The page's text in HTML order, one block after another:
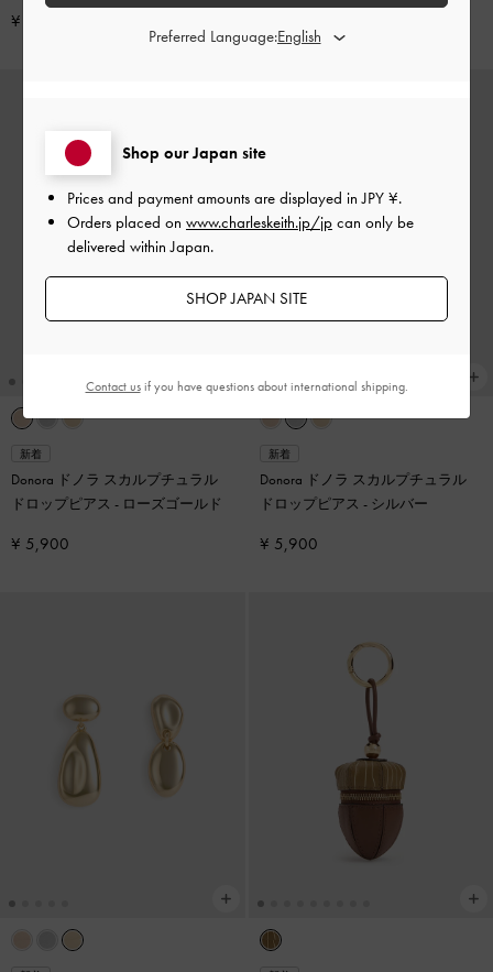
¥ 4,500
新着
Donora ドノラ スカルプチュラル
ドロップピアス - ローズゴールド
¥ 5,900
新着
Donora ドノラ スカルプチュラル
ドロップピアス - シルバー
¥ 5,900
Shop our Japan site
Prices and payment amounts are displayed inJPY ¥.
Orders placed on www.charleskeith.jp/jp can only be
delivered within Japan.
SHOP JAPAN SITE
Preferred Language:
Contact usif you have questions about international shipping.